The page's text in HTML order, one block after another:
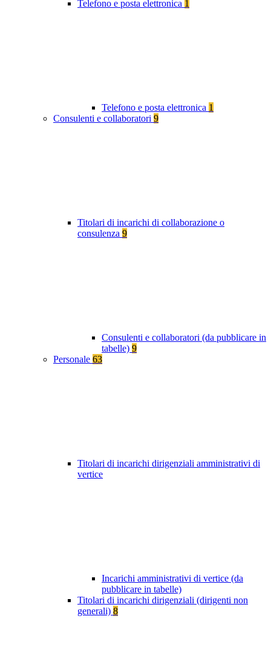
Telefono e posta elettronica 1
Telefono e posta elettronica 1
Consulenti e collaboratori 9
Titolari di incarichi di collaborazione o
consulenza 9
Consulenti e collaboratori (da pubblicare in
tabelle) 9
Personale 63
Titolari di incarichi dirigenziali amministrativi di
vertice
Incarichi amministrativi di vertice (da
pubblicare in tabelle)
Titolari di incarichi dirigenziali (dirigenti non
generali) 8